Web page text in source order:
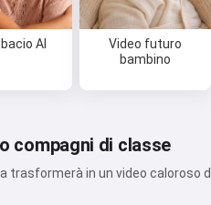
AI
Video futuro
bambino
compagni di classe
trasformerà in un video caloroso